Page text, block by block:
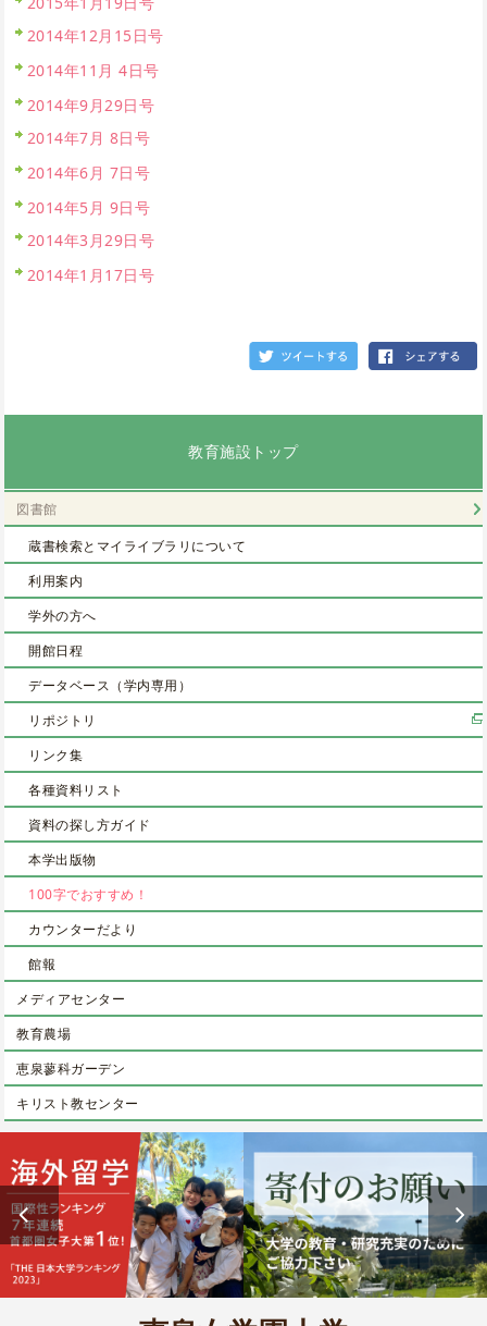
2014年12月15日号
2014年11月 4日号
2014年9月29日号
2014年7月 8日号
2014年6月 7日号
2014年5月 9日号
2014年3月29日号
2014年1月17日号
教育施設トップ
図書館
蔵書検索とマイライブラリについて
利用案内
学外の方へ
開館日程
データベース（学内専用）
リポジトリ
リンク集
各種資料リスト
資料の探し方ガイド
本学出版物
100字でおすすめ！
カウンターだより
館報
メディアセンター
教育農場
恵泉蓼科ガーデン
キリスト教センター